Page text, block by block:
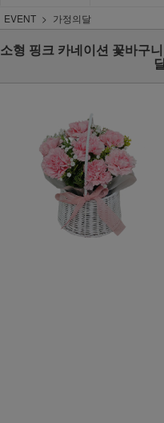
EVENT 가정의달
소형 핑크 카네이션 꽃바구